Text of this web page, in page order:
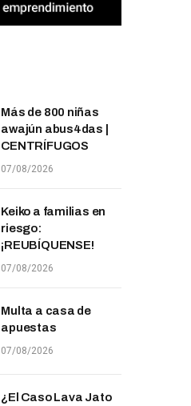
Más de 800 niñas
awajún abus4das |
CENTRÍFUGOS
07/08/2026
Keiko a familias en
riesgo:
¡REUBÍQUENSE!
07/08/2026
Multa a casa de
apuestas
07/08/2026
¿El Caso Lava Jato